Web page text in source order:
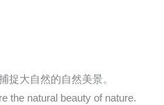
捉大自然的自然美景。
the natural beauty of nature.